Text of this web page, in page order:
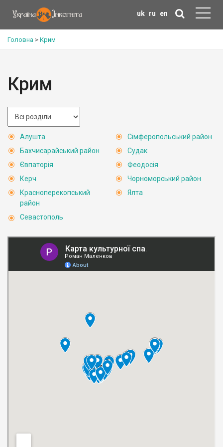
uk ru en
Головна > Крим
Крим
Алушта
Бахчисарайський район
Євпаторія
Керч
Красноперекопський
район
Севастополь
Сімферопольський район
Судак
Феодосія
Чорноморський район
Ялта